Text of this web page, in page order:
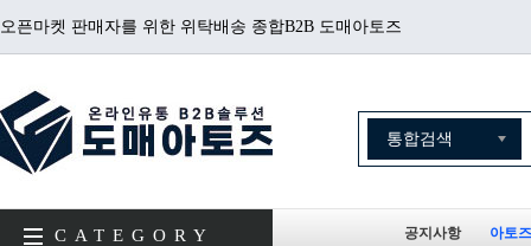
오픈마켓 판매자를 위한 위탁배송 종합B2B 도매아토즈
CATEGORY 공지사항 아토